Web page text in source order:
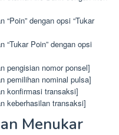
dengan opsi “Tukar
“Tukar Poin” dengan opsi
pengisian nomor ponsel]
pemilihan nominal pulsa]
konfirmasi transaksi]
keberhasilan transaksi]
Menukar